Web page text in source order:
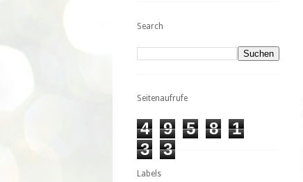
Search
Seitenaufrufe
4 9 5 8
1
3
3
Labels